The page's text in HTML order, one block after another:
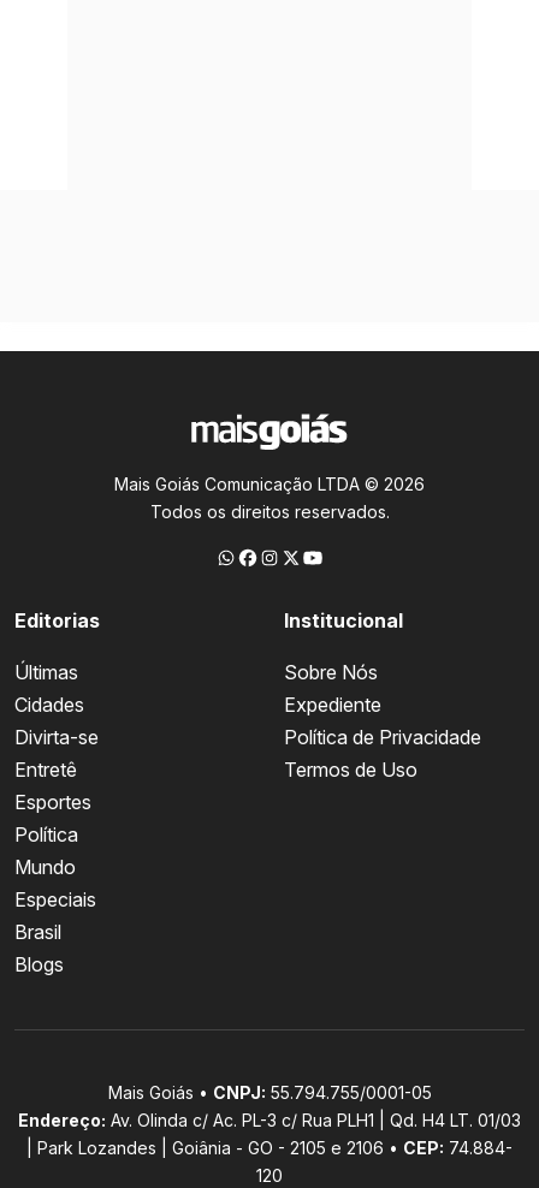
Mais Goiás Comunicação LTDA © 2026
Todos os direitos reservados.
Editorias
Últimas
Cidades
Divirta-se
Entretê
Esportes
Política
Mundo
Especiais
Brasil
Blogs
Institucional
Sobre Nós
Expediente
Política de Privacidade
Termos de Uso
Mais Goiás • CNPJ: 55.794.755/0001-05
Endereço: Av. Olinda c/ Ac. PL-3 c/ Rua PLH1 | Qd. H4 LT. 01/03
| Park Lozandes | Goiânia - GO - 2105 e 2106 • CEP: 74.884-
120